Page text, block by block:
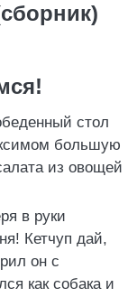
стол
большую
из овощей
в руки
Кетчуп дай,
он с
как собака и